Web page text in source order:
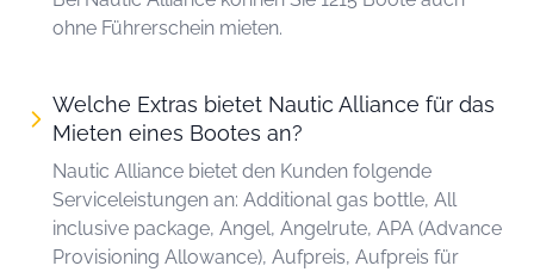
ohne Führerschein mieten.
Welche Extras bietet Nautic Alliance für das
Mieten eines Bootes an?
Nautic Alliance bietet den Kunden folgende
Serviceleistungen an: Additional gas bottle, All
inclusive package, Angel, Angelrute, APA (Advance
Provisioning Allowance), Aufpreis, Aufpreis für